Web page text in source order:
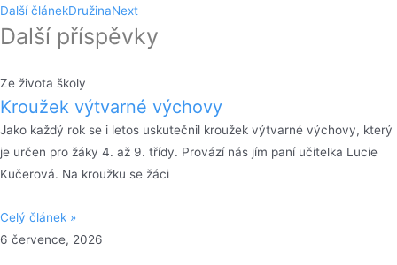
Další článekDružinaNext
Další příspěvky
Ze života školy
Kroužek výtvarné výchovy
Jako každý rok se i letos uskutečnil kroužek výtvarné výchovy, který
je určen pro žáky 4. až 9. třídy. Provází nás jím paní učitelka Lucie
Kučerová. Na kroužku se žáci
Celý článek »
6 července, 2026